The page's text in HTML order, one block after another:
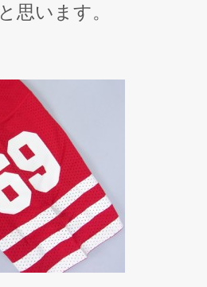
思います。